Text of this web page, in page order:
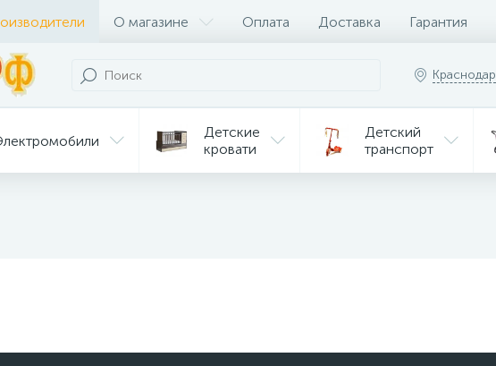
О магазине Оплата Доставка Гарантия
Краснодар
Детские
кровати
Детский
транспорт